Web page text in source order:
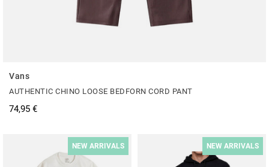
Vans
AUTHENTIC CHINO LOOSE BEDFORN CORD PANT
74,95 €
NEW ARRIVALS NEW ARRIVALS